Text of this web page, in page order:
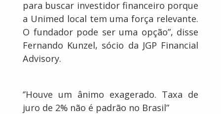
para buscar investidor financeiro porque
a Unimed local tem uma força relevante.
O fundador pode ser uma opção”, disse
Fernando Kunzel, sócio da JGP Financial
Advisory.
‘’Houve um ânimo exagerado. Taxa de
juro de 2% não é padrão no Brasil”